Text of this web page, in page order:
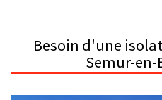
Besoin d'une
Semur-en-